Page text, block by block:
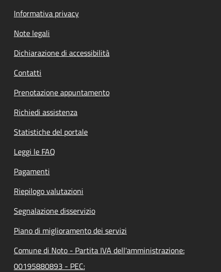
Informativa privacy
Note legali
Dichiarazione di accessibilità
Contatti
Prenotazione appuntamento
Richiedi assistenza
Statistiche del portale
Leggi le FAQ
Pagamenti
Riepilogo valutazioni
Segnalazione disservizio
Piano di miglioramento dei servizi
Comune di Noto - Partita IVA dell'amministrazione:
00195880893 - PEC: